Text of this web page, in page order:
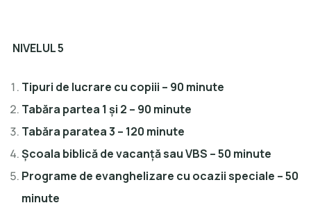
NIVELUL 5
Tipuri de lucrare cu copiii – 90 minute
Tabăra partea 1 și 2 – 90 minute
Tabăra paratea 3 – 120 minute
Școala biblică de vacanță sau VBS – 50 minute
Programe de evanghelizare cu ocazii speciale – 50
minute